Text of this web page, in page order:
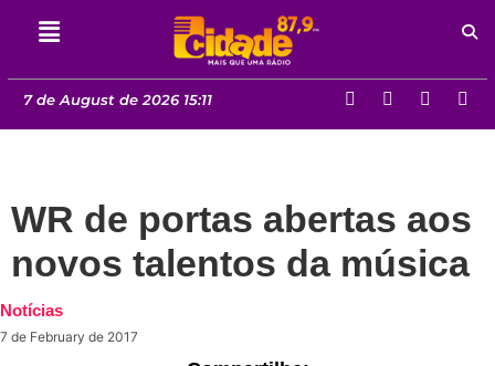
7 de August de 2026 15:11
WR de portas abertas aos
novos talentos da música
Notícias
7 de February de 2017